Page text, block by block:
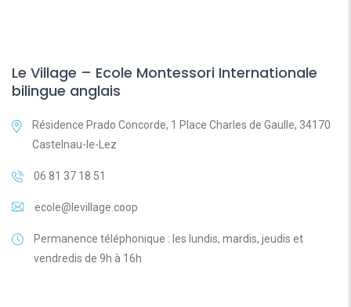
Le Village – Ecole Montessori Internationale
bilingue anglais
Résidence Prado Concorde, 1 Place Charles de Gaulle, 34170
Castelnau-le-Lez
06 81 37 18 51
ecole@levillage.coop
Permanence téléphonique : les lundis, mardis, jeudis et
vendredis de 9h à 16h